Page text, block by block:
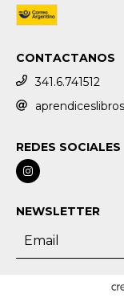
CONTACTANOS
341.6.741512
REDES SOCIALES
NEWSLETTER